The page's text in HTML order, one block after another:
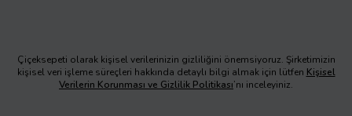
Çiçeksepeti olarak kişisel verilerinizin gizliliğini önemsiyoruz. Şirketimizin
kişisel veri işleme süreçleri hakkında detaylı bilgi almak için lütfen Kişisel
Verilerin Korunması ve Gizlilik Politikası’nı inceleyiniz.